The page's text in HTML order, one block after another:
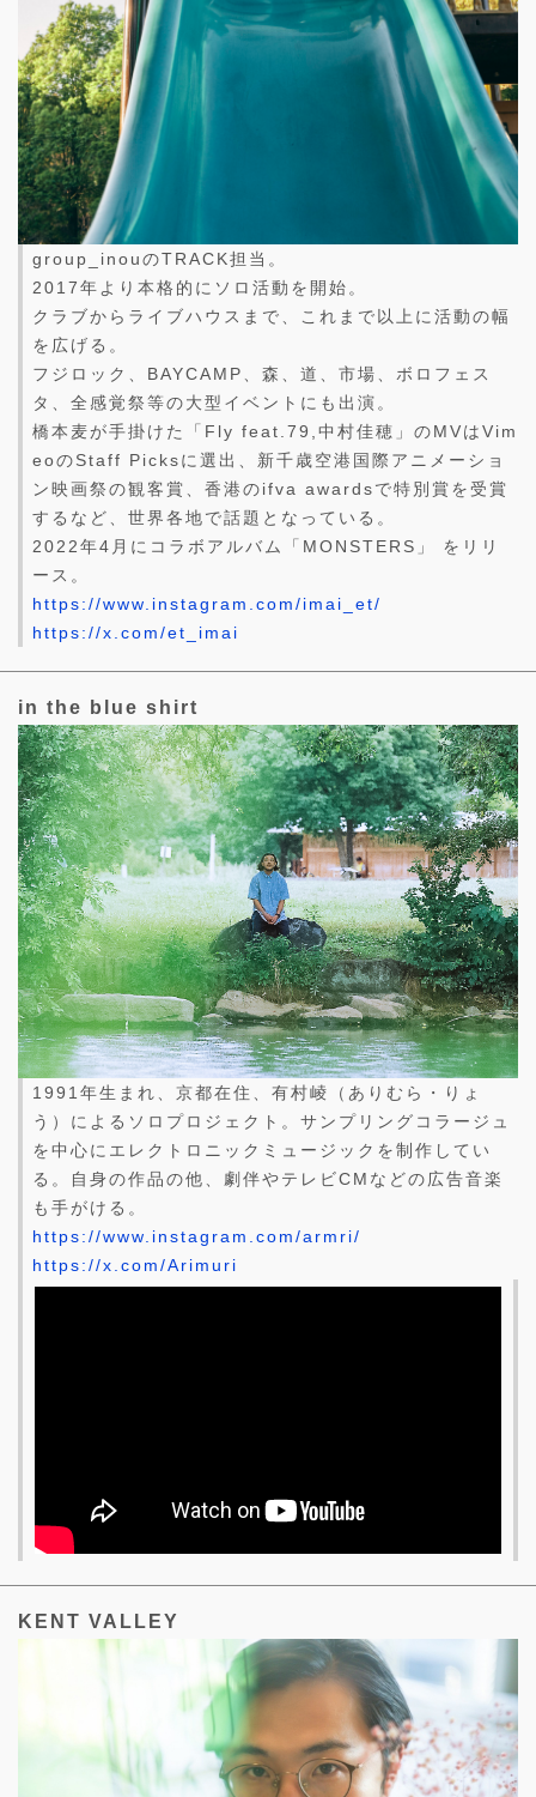
group_inouのTRACK担当。
2017年より本格的にソロ活動を開始。
クラブからライブハウスまで、これまで以上に活動の幅
を広げる。
フジロック、BAYCAMP、森、道、市場、ボロフェス
タ、全感覚祭等の大型イベントにも出演。
橋本麦が手掛けた「Fly feat.79,中村佳穂」のMVはVim
eoのStaff Picksに選出、新千歳空港国際アニメーショ
ン映画祭の観客賞、香港のifva awardsで特別賞を受賞
するなど、世界各地で話題となっている。
2022年4月にコラボアルバム「MONSTERS」 をリリ
ース。
https://www.instagram.com/imai_et/
https://x.com/et_imai
in the blue shirt
1991年生まれ、京都在住、有村崚（ありむら・りょ
う）によるソロプロジェクト。サンプリングコラージュ
を中心にエレクトロニックミュージックを制作してい
る。自身の作品の他、劇伴やテレビCMなどの広告音楽
も手がける。
https://www.instagram.com/armri/
https://x.com/Arimuri
KENT VALLEY